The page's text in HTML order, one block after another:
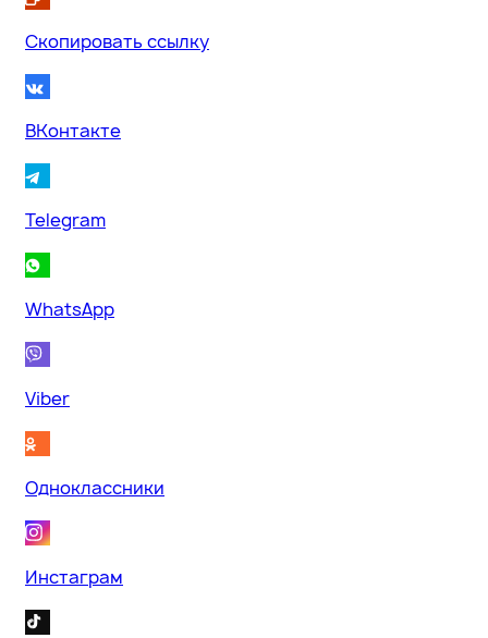
Скопировать ссылку
ВКонтакте
Telegram
WhatsApp
Viber
Одноклассники
Инстаграм